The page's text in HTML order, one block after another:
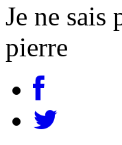
Je ne sais
pierre